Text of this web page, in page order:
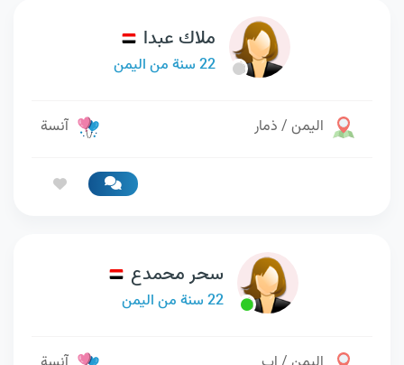
ملاك عبدا
22 سنة من اليمن
اليمن / ذمار آنسة
سحر محمدع
22 سنة من اليمن